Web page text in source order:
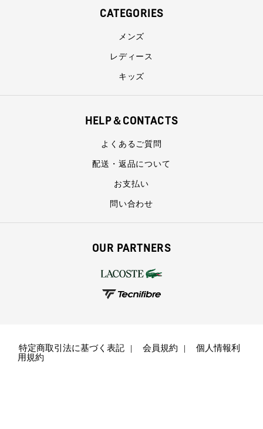
CATEGORIES
メンズ
レディース
キッズ
HELP＆CONTACTS
よくあるご質問
配送・返品について
お支払い
問い合わせ
OUR PARTNERS
特定商取引法に基づく表記 会員規約
個人情報利
用規約